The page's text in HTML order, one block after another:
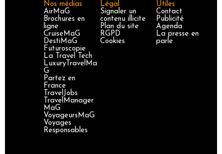
Nos médias
AirMaG
Brochures en
ligne
CruiseMaG
DestiMaG
Futuroscopie
La Travel Tech
LuxuryTravelMa
G
Partez en
France
TravelJobs
TravelManager
MaG
VoyageursMaG
Voyages
Responsables
Légal
Signaler un
contenu illicite
Plan du site
RGPD
Cookies
Utiles
Contact
Publicité
Agenda
La presse en
parle